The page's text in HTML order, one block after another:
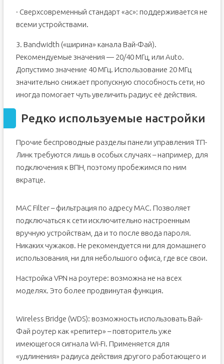
· Сверхсовременный стандарт «ac»: поддерживается не
всеми устройствами.
3. Bandwidth («ширина» канала Вай-Фай).
Рекомендуемые значения — 20/40 МГц, или Auto.
Допустимо значение 40 МГц. Использование 20 МГц
значительно снижает пропускную способность сети, но
иногда помогает чуть увеличить радиус её действия.
Редко используемые настройки
Прочие беспроводные разделы панели управления ТП-
Линк требуются лишь в особых случаях – например, для
подключения к ВПН, поэтому пробежимся по ним
вкратце.
MAC Filter – фильтрация по адресу MAC. Позволяет
подключаться к сети исключительно настроенным
вручную устройствам, да и то после ввода пароля.
Никаких чужаков. Не рекомендуется ни для домашнего
использования, ни для небольшого офиса, где все свои.
Настройка VPN на роутере: возможна не на всех
моделях. Это более продвинутая функция.
Wireless Bridge (WDS): возможность использовать Вай-
Фай роутер как «репитер» – повторитель уже
имеющегося сигнала Wi-Fi. Применяется для
«удлинения» радиуса действия другого работающего и